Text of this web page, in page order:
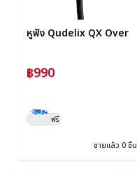
หูฟัง Qudelix QX Over
฿990
ฟรี
ขายแล้ว 0 ชิ้น